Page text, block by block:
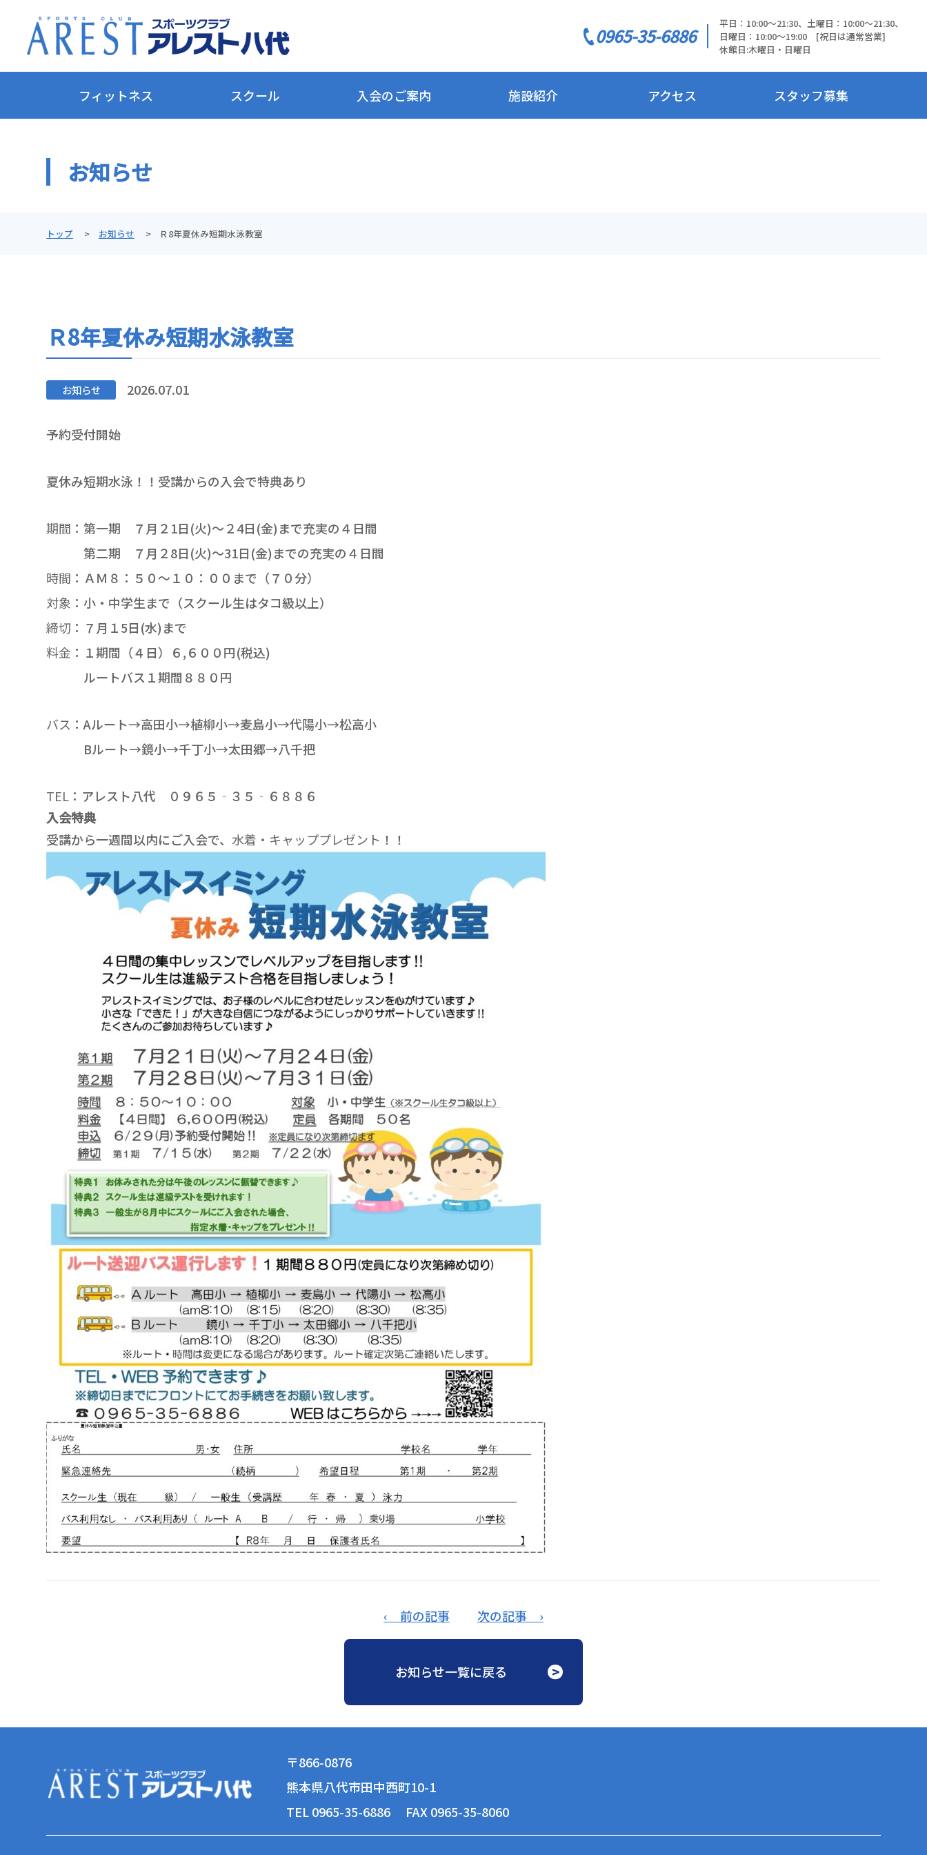
0965-35-6886
平日：10:00～21:30、土曜日：10:00～21:30、
日曜日：10:00～19:00 [祝日は通常営業]
休館日:木曜日・日曜日
フィットネス スクール 入会のご案内 施設紹介 アクセス スタッフ募集
お知らせ
トップ お知らせ Ｒ8年夏休み短期水泳教室
Ｒ8年夏休み短期水泳教室
お知らせ 2026.07.01
予約受付開始
夏休み短期水泳！！受講からの入会で特典あり
期間 ：第一期 ７月２1日(火)～２4日(金)まで充実の４日間
第二期 ７月２8日(火)～31日(金)までの充実の４日間
時間 ：ＡＭ８：５０～１０：００まで（７０分）
対象 ：小・中学生まで（スクール生はタコ級以上）
締切 ：７月１5日(水)まで
料金 ：１期間（４日）６,６００円(税込)
ルートバス１期間８８０円
バス ：Aルート→高田小→植柳小→麦島小→代陽小→松高小
Bルート→鏡小→千丁小→太田郷→八千把
TEL ：アレスト八代 ０９６５‐３５‐６８８６
入会特典
受講から一週間以内にご入会で、 水着・キャッププレゼント ！！
‹ 前の記事 次の記事 ›
お知らせ一覧に戻る
〒866-0876
熊本県八代市田中西町10-1
TEL 0965-35-6886
FAX 0965-35-8060